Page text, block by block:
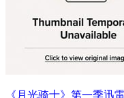
《月光骑士》第一季迅